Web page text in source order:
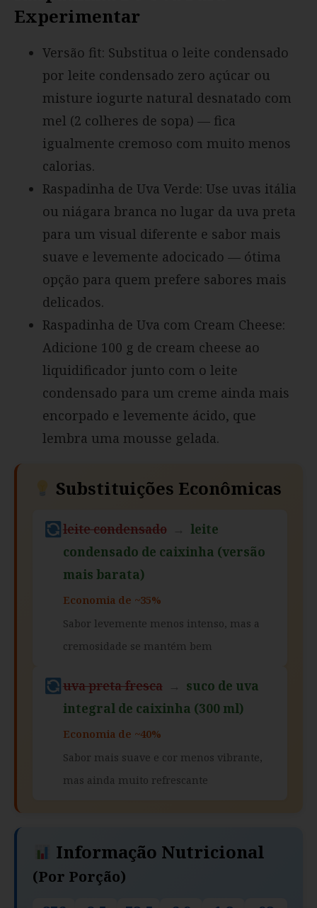
Experimentar
Versão fit: Substitua o leite condensado
por leite condensado zero açúcar ou
misture iogurte natural desnatado com
mel (2 colheres de sopa) — fica
igualmente cremoso com muito menos
calorias.
Raspadinha de Uva Verde: Use uvas itália
ou niágara branca no lugar da uva preta
para um visual diferente e sabor mais
suave e levemente adocicado — ótima
opção para quem prefere sabores mais
delicados.
Raspadinha de Uva com Cream Cheese:
Adicione 100 g de cream cheese ao
liquidificador junto com o leite
condensado para um creme ainda mais
encorpado e levemente ácido, que
lembra uma mousse gelada.
Substituições Econômicas
leite condensado → leite
condensado de caixinha (versão
mais barata)
Economia de ~35%
Sabor levemente menos intenso, mas a
cremosidade se mantém bem
uva preta fresca → suco de uva
integral de caixinha (300 ml)
Economia de ~40%
Sabor mais suave e cor menos vibrante,
mas ainda muito refrescante
Informação Nutricional
(por Porção)